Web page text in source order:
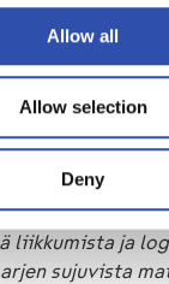
Allow all
Allow selection
Deny
merkityksellistä
ihmisten
liikkumista ja
sujuvista